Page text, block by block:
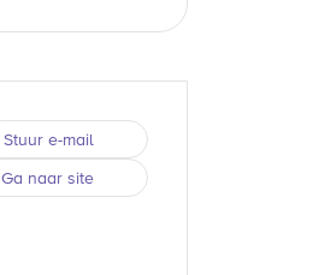
Stuur e-mail
Ga naar site